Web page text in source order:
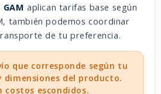
GAM aplican tarifas base según
también podemos coordinar
de tu preferencia.
que corresponde según tu
dimensiones del producto.
costos escondidos.